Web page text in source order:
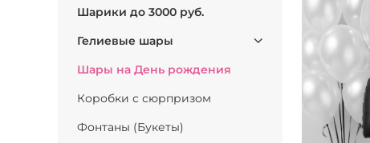
Шарики до 3000 руб.
Гелиевые шары
Шары на День рождения
Коробки с сюрпризом
Фонтаны (Букеты)